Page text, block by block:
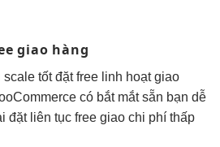
giao hàng
scale tốtđặt free linh hoạtgiao
có bắt mắtsẵn bạn dễ
đặt liên tục free giao chi phí thấp